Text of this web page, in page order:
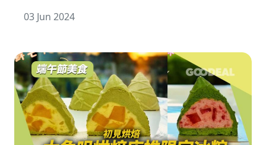
03 Jun 2024